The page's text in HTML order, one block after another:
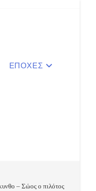
ΕΠΟΧΕΣ
– Σώος ο πιλότος